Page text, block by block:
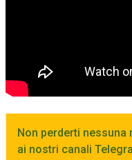
Non perderti
ai nostri canali